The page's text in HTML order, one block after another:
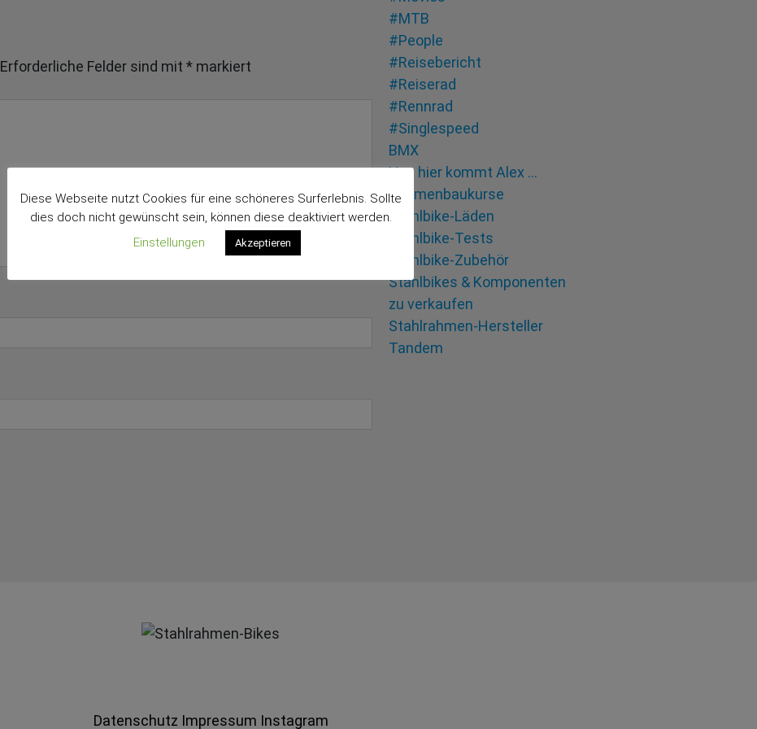
Erforderliche Felder sind mit * markiert
#MTB
#People
#Reisebericht
#Reiserad
#Rennrad
#Singlespeed
BMX
Hey hier kommt Alex …
Rahmenbaukurse
Stahlbike-Läden
Stahlbike-Tests
Stahlbike-Zubehör
Stahlbikes & Komponenten
zu verkaufen
Stahlrahmen-Hersteller
Tandem
Datenschutz Impressum Instagram
Diese Webseite nutzt Cookies für eine schöneres Surferlebnis. Sollte
dies doch nicht gewünscht sein, können diese deaktiviert werden.
Einstellungen
Akzeptieren